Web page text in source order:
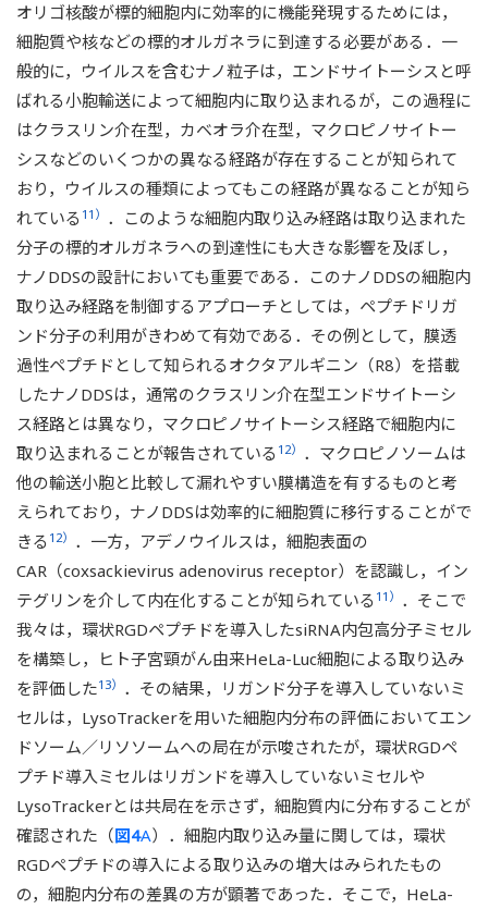
オリゴ核酸が標的細胞内に効率的に機能発現するためには，
細胞質や核などの標的オルガネラに到達する必要がある．一
般的に，ウイルスを含むナノ粒子は，エンドサイトーシスと呼
ばれる小胞輸送によって細胞内に取り込まれるが，この過程に
はクラスリン介在型，カベオラ介在型，マクロピノサイトー
シスなどのいくつかの異なる経路が存在することが知られて
おり，ウイルスの種類によってもこの経路が異なることが知ら
れている 11） ．このような細胞内取り込み経路は取り込まれた
分子の標的オルガネラへの到達性にも大きな影響を及ぼし，
ナノDDSの設計においても重要である．このナノDDSの細胞内
取り込み経路を制御するアプローチとしては，ペプチドリガ
ンド分子の利用がきわめて有効である．その例として，膜透
過性ペプチドとして知られるオクタアルギニン（R8）を搭載
したナノDDSは，通常のクラスリン介在型エンドサイトーシ
ス経路とは異なり，マクロピノサイトーシス経路で細胞内に
取り込まれることが報告されている 12） ．マクロピノソームは
他の輸送小胞と比較して漏れやすい膜構造を有するものと考
えられており，ナノDDSは効率的に細胞質に移行することがで
きる 12） ．一方，アデノウイルスは，細胞表面の
CAR（coxsackievirus adenovirus receptor）を認識し，イン
テグリンを介して内在化することが知られている 11） ．そこで
我々は，環状RGDペプチドを導入したsiRNA内包高分子ミセル
を構築し，ヒト子宮頸がん由来HeLa-Luc細胞による取り込み
を評価した13） ．その結果，リガンド分子を導入していないミ
セルは，LysoTrackerを用いた細胞内分布の評価においてエン
ドソーム／リソソームへの局在が示唆されたが，環状RGDペ
プチド導入ミセルはリガンドを導入していないミセルや
LysoTrackerとは共局在を示さず，細胞質内に分布することが
確認された（図4A）．細胞内取り込み量に関しては，環状
RGDペプチドの導入による取り込みの増大はみられたもの
の，細胞内分布の差異の方が顕著であった．そこで，HeLa-